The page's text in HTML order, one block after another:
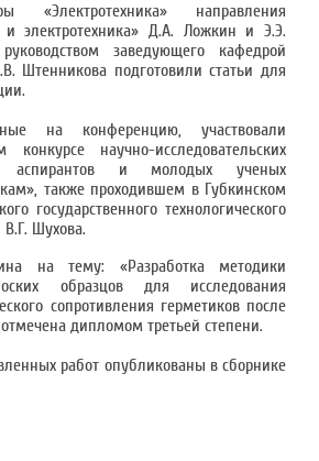
«Электротехника» направления
и электротехника» Д.А. Ложкин и Э.Э.
заведующего кафедрой
Штенникова подготовили статьи для
на конференцию, участвовали
научно-исследовательских
аспирантов и молодых ученых
также проходившем в Губкинском
государственного технологического
Шухова.
на тему: «Разработка методики
образцов для исследования
сопротивления герметиков после
дипломом третьей степени.
работ опубликованы в сборнике